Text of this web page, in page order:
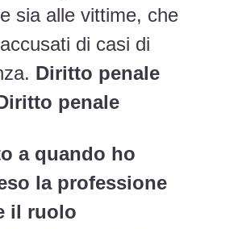
sia alle vittime, che
di casi di
Diritto penale
penale
a quando ho
la professione
il ruolo